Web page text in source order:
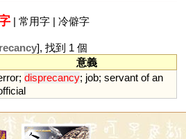
| 常用字| 冷僻字
], 找到 1 個
意義
; disprecancy; job; servant of an